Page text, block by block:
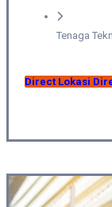
Tenaga
Direct Lokasi